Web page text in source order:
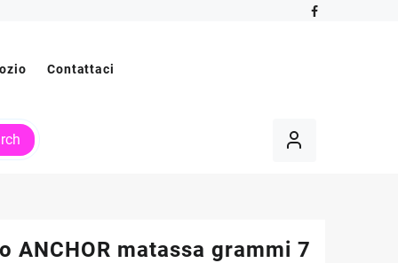
Contattaci
ANCHOR matassa grammi 7